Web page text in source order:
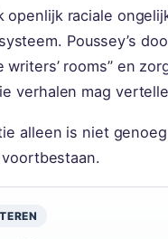
openlijk raciale
Poussey’s
rooms” en
verhalen mag
alleen is niet